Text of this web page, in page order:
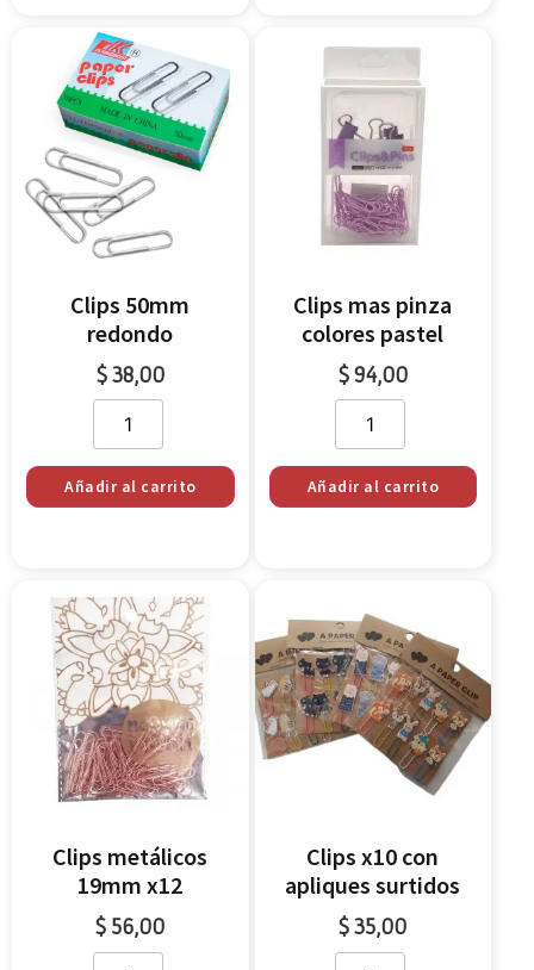
Clips 50mm
redondo
$38,00
Añadir al carrito
Clips mas pinza
colores pastel
$94,00
Añadir al carrito
Clips metálicos
19mm x12
$ 56,00
Clips x10 con
apliques surtidos
$35,00